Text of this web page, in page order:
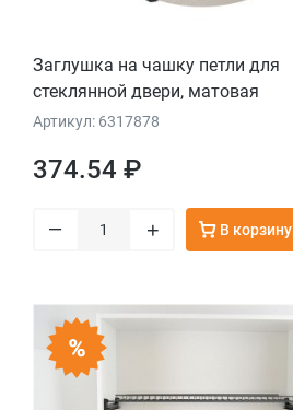
Заглушка на чашку петли для
стеклянной двери, матовая
Артикул: 6317878
374.54 ₽
– + В корзину